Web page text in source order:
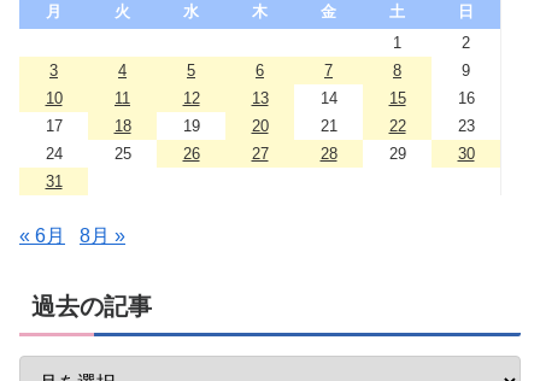
月 火 水 木 金 土
日
1
2
3
4 5 6 7 8
9
10
11 12 13 14 15
16
17
18 19 20 21 22
23
24
25 26 27 28 29
30
31
« 6月 8月 »
過去の記事